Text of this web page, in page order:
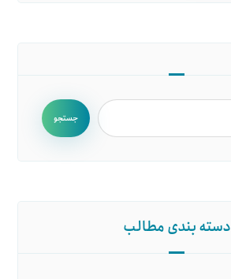
جستجو
دسته بندی مطالب